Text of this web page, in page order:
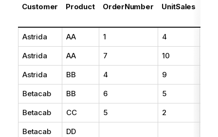
Customer Product OrderNumber UnitSales
Astrida AA 1 4
Astrida AA 7 10
Astrida BB 4 9
Betacab BB 6 5
Betacab CC 5 2
Betacab DD